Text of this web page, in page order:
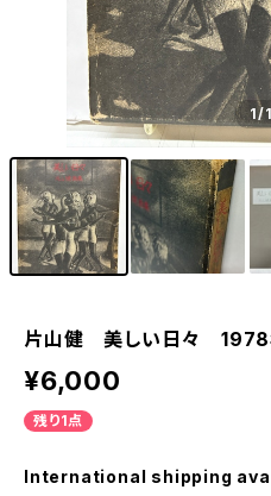
1/
片山健 美しい日々
¥6,000
残り1点
International shipping